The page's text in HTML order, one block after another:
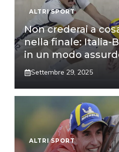
ALTRI SPORT
Non crederai a
nella finale: Italia-
in un modo
Settembre 29, 2025
ALTRI SPORT